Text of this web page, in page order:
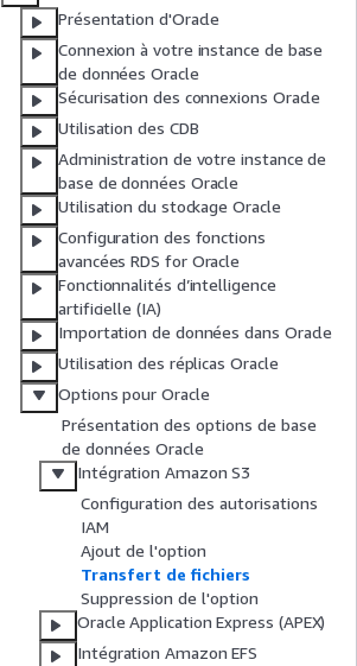
Présentation d'Oracle
Connexion à votre instance de base
de données Oracle
Sécurisation des connexions Oracle
Utilisation des CDB
Administration de votre instance de
base de données Oracle
Utilisation du stockage Oracle
Configuration des fonctions
avancées RDS for Oracle
Fonctionnalités d’intelligence
artificielle (IA)
Importation de données dans Oracle
Utilisation des réplicas Oracle
Options pour Oracle
Présentation des options de base
de données Oracle
Intégration Amazon S3
Configuration des autorisations
IAM
Ajout de l'option
Transfert de fichiers
Suppression de l'option
Oracle Application Express (APEX)
Intégration Amazon EFS